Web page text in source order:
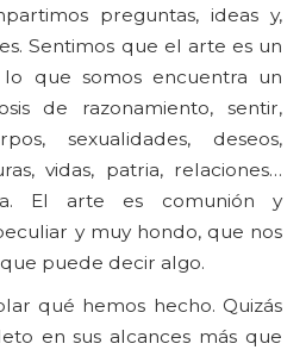
preguntas, ideas y,
Sentimos que el arte es un
que somos encuentra un
de razonamiento, sentir,
sexualidades, deseos,
vidas, patria, relaciones…
El arte es comunión y
y muy hondo, que nos
puede decir algo.
qué hemos hecho. Quizás
en sus alcances más que